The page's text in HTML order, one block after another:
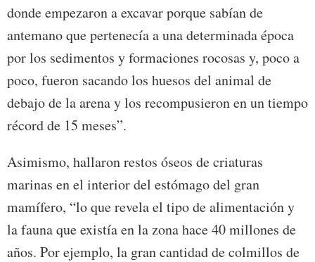
donde empezaron a excavar porque sabían de
antemano que pertenecía a una determinada época
por los sedimentos y formaciones rocosas y, poco a
poco, fueron sacando los huesos del animal de
debajo de la arena y los recompusieron en un tiempo
récord de 15 meses”.
Asimismo, hallaron restos óseos de criaturas
marinas en el interior del estómago del gran
mamífero, “lo que revela el tipo de alimentación y
la fauna que existía en la zona hace 40 millones de
años. Por ejemplo, la gran cantidad de colmillos de